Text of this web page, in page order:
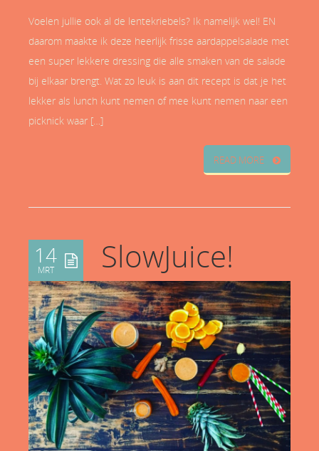
Voelen jullie ook al de lentekriebels? Ik namelijk wel! EN
daarom maakte ik deze heerlijk frisse aardappelsalade met
een super lekkere dressing die alle smaken van de salade
bij elkaar brengt. Wat zo leuk is aan dit recept is dat je het
lekker als lunch kunt nemen of mee kunt nemen naar een
picknick waar […]
READ MORE
14
MRT SlowJuice!